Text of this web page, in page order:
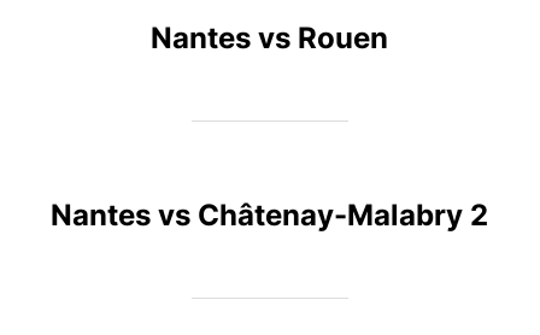
Nantes vs Rouen
Nantes vs Châtenay-Malabry 2